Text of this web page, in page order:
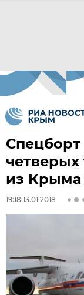
из Крыма
19:18 13.01.2018